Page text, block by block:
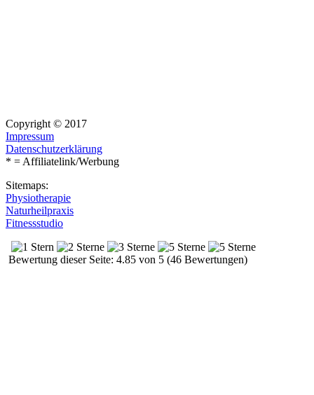
Copyright © 2017
Impressum
Datenschutzerklärung
* = Affiliatelink/Werbung
Sitemaps:
Physiotherapie
Naturheilpraxis
Fitnessstudio
Bewertung dieser Seite: 4.85 von 5 (46 Bewertungen)